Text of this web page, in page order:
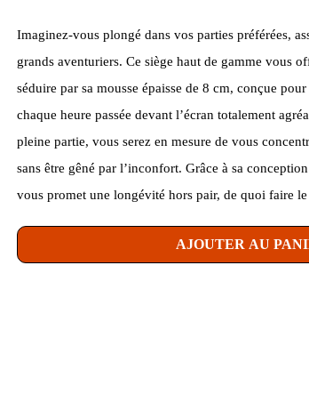
Imaginez-vous plongé dans vos parties préférées,
grands aventuriers. Ce siège haut de gamme vous
séduire par sa mousse épaisse de 8 cm, conçue
chaque heure passée devant l’écran totalement
pleine partie, vous serez en mesure de vous
sans être gêné par l’inconfort. Grâce à sa
vous promet une longévité hors pair, de quoi faire
AJOUTER AU